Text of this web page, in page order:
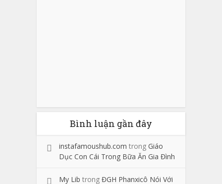
Bình luận gần đây
instafamoushub.com trong Giáo
Dục Con Cái Trong Bữa Ăn Gia Đình
My Lib trong ĐGH Phanxicô Nói Với